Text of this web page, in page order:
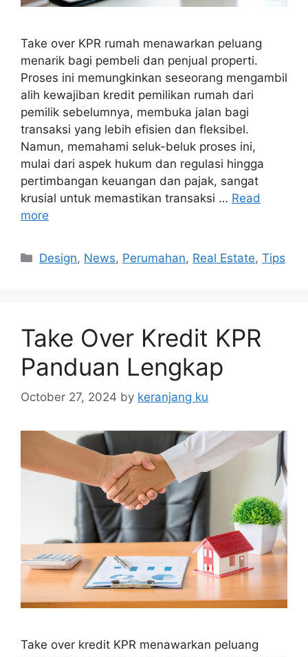
Take over KPR rumah menawarkan peluang
menarik bagi pembeli dan penjual properti.
Proses ini memungkinkan seseorang mengambil
alih kewajiban kredit pemilikan rumah dari
pemilik sebelumnya, membuka jalan bagi
transaksi yang lebih efisien dan fleksibel.
Namun, memahami seluk-beluk proses ini,
mulai dari aspek hukum dan regulasi hingga
pertimbangan keuangan dan pajak, sangat
krusial untuk memastikan transaksi … Read
more
Categories
Design, News, Perumahan, Real Estate,Tips
Take Over Kredit KPR
Panduan Lengkap
October 27, 2024 by keranjang ku
Take over kredit KPR menawarkan peluang